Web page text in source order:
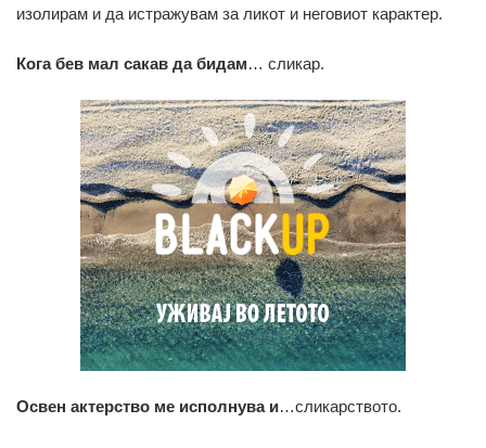
изолирам и да истражувам за ликот и неговиот карактер.
Кога бев мал сакав да бидам… сликар.
Освен актерство ме исполнува и…сликарството.